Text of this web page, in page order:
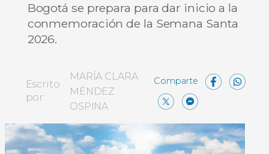
Bogotá se prepara para dar inicio a la
conmemoración de la Semana Santa
2026.
Escrito
por:
MARÍA CLARA
MÉNDEZ
OSPINA
X